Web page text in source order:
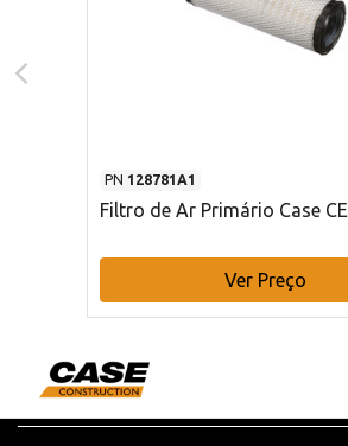
PN 128781A1
Filtro de Ar Primário Case CE
Ver Preço